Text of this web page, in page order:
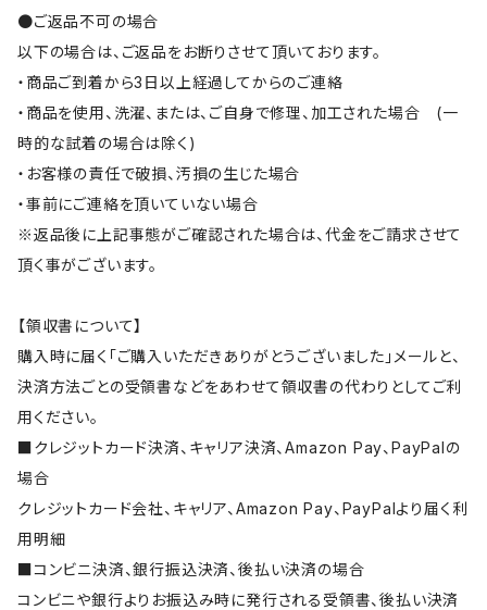
●ご返品不可の場合
以下の場合は、ご返品をお断りさせて頂いております。
・商品ご到着から3日以上経過してからのご連絡
・商品を使用、洗濯、または、ご自身で修理、加工された場合 (一
時的な試着の場合は除く)
・お客様の責任で破損、汚損の生じた場合
・事前にご連絡を頂いていない場合
※返品後に上記事態がご確認された場合は、代金をご請求させて
頂く事がございます。
【領収書について】
購入時に届く「ご購入いただきありがとうございました」メールと、
決済方法ごとの受領書などをあわせて領収書の代わりとしてご利
用ください。
■クレジットカード決済、キャリア決済、Amazon Pay、PayPalの
場合
クレジットカード会社、キャリア、Amazon Pay、PayPalより届く利
用明細
■コンビニ決済、銀行振込決済、後払い決済の場合
コンビニや銀行よりお振込み時に発行される受領書、後払い決済